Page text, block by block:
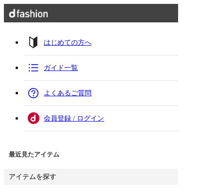
はじめての方へ
ガイド一覧
よくあるご質問
会員登録 / ログイン
最近見たアイテム
アイテムを探す